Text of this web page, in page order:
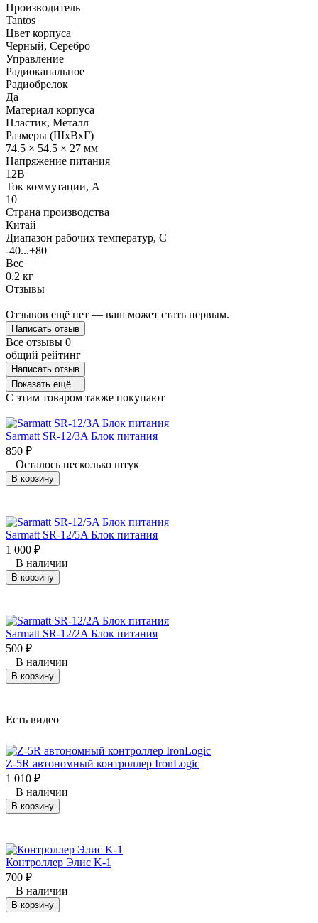
Производитель
Tantos
Цвет корпуса
Черный, Серебро
Управление
Радиоканальное
Радиобрелок
Да
Материал корпуса
Пластик, Металл
Размеры (ШхВхГ)
74.5 × 54.5 × 27 мм
Напряжение питания
12В
Ток коммутации, А
10
Страна производства
Китай
Диапазон рабочих температур, C
-40...+80
Вес
0.2 кг
Отзывы
Отзывов ещё нет — ваш может стать первым.
Написать отзыв
Все отзывы 0
общий рейтинг
Написать отзыв
Показать ещё
C этим товаром также покупают
Sarmatt SR-12/3A Блок питания
850 ₽
Осталось несколько штук
В корзину
Sarmatt SR-12/5A Блок питания
1 000 ₽
В наличии
В корзину
Sarmatt SR-12/2A Блок питания
500 ₽
В наличии
В корзину
Есть видео
Z-5R автономный контроллер IronLogic
1 010 ₽
В наличии
В корзину
Контроллер Элис K-1
700 ₽
В наличии
В корзину